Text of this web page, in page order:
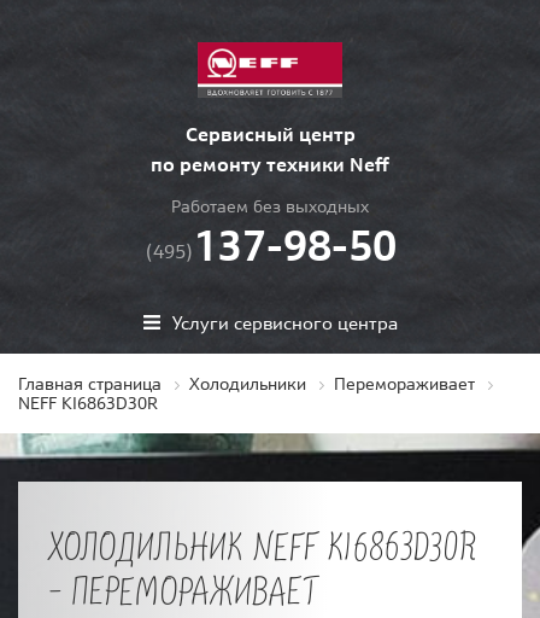
Сервисный центр
по ремонту техники Neff
Работаем без выходных
(495) 137-98-50
Услуги сервисного центра
Главная страница Холодильники
Перемораживает
NEFF KI6863D30R
ХОЛОДИЛЬНИК NEFF KI6863D30R
- ПЕРЕМОРАЖИВАЕТ